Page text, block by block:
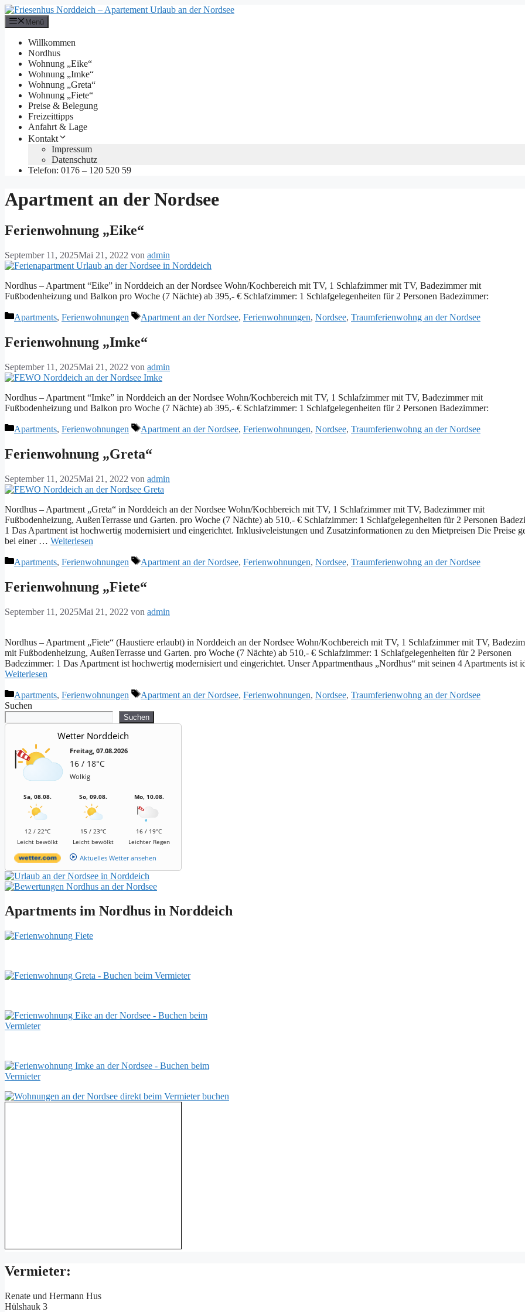
Zum
Inhalt
springen
Menü
Willkommen
Nordhus
Wohnung „Eike“
Wohnung „Imke“
Wohnung „Greta“
Wohnung „Fiete“
Preise & Belegung
Freizeittipps
Anfahrt & Lage
Kontakt
Impressum
Datenschutz
Telefon: 0176 – 120 520 59
Apartment an der Nordsee
Ferienwohnung „Eike“
September 11, 2025Mai 21, 2022 von admin
Nordhus – Apartment “Eike” in Norddeich an der Nordsee Wohn/Kochbereich mit TV, 1 Schlafzimmer mit TV, Badezimmer mit
Fußbodenheizung und Balkon pro Woche (7 Nächte) ab 395,- € Schlafzimmer: 1 Schlafgelegenheiten für 2 Personen Badezimmer:
Kategorien
Apartments, Ferienwohnungen Schlagwörter
Apartment an der Nordsee, Ferienwohnungen, Nordsee, Traumferienwohng an der Nordsee
Ferienwohnung „Imke“
September 11, 2025Mai 21, 2022 von admin
Nordhus – Apartment “Imke” in Norddeich an der Nordsee Wohn/Kochbereich mit TV, 1 Schlafzimmer mit TV, Badezimmer mit
Fußbodenheizung und Balkon pro Woche (7 Nächte) ab 395,- € Schlafzimmer: 1 Schlafgelegenheiten für 2 Personen Badezimmer:
Kategorien
Apartments, Ferienwohnungen Schlagwörter
Apartment an der Nordsee, Ferienwohnungen, Nordsee, Traumferienwohng an der Nordsee
Ferienwohnung „Greta“
September 11, 2025Mai 21, 2022 von admin
Nordhus – Apartment „Greta“ in Norddeich an der Nordsee Wohn/Kochbereich mit TV, 1 Schlafzimmer mit TV, Badezimmer mit
Fußbodenheizung, AußenTerrasse und Garten. pro Woche (7 Nächte) ab 510,- € Schlafzimmer: 1 Schlafgelegenheiten für 2 Personen
1 Das Apartment ist hochwertig modernisiert und eingerichtet. Inklusiveleistungen und Zusatzinformationen zu den Mietpreisen Die Preise
bei einer … Weiterlesen
Kategorien
Apartments, Ferienwohnungen Schlagwörter
Apartment an der Nordsee, Ferienwohnungen, Nordsee, Traumferienwohng an der Nordsee
Ferienwohnung „Fiete“
September 11, 2025Mai 21, 2022 von admin
Nordhus – Apartment „Fiete“ (Haustiere erlaubt) in Norddeich an der Nordsee Wohn/Kochbereich mit TV, 1 Schlafzimmer mit TV,
mit Fußbodenheizung, AußenTerrasse und Garten. pro Woche (7 Nächte) ab 510,- € Schlafzimmer: 1 Schlafgelegenheiten für 2 Personen
Badezimmer: 1 Das Apartment ist hochwertig modernisiert und eingerichtet. Unser Appartmenthaus „Nordhus“ mit seinen 4 Apartments ist
Weiterlesen
Kategorien
Apartments, Ferienwohnungen Schlagwörter
Apartment an der Nordsee, Ferienwohnungen, Nordsee, Traumferienwohng an der Nordsee
Suchen
Suchen
Wetter Norddeich
Freitag, 07.08.2026
16 / 18°C
Wolkig
Sa, 08.08.
12 / 22°C
Leicht bewölkt
So, 09.08.
15 / 23°C
Leicht bewölkt
Mo, 10.08.
16 / 19°C
Leichter Regen
Aktuelles Wetter ansehen
Apartments im Nordhus in Norddeich
Vermieter:
Renate und Hermann Hus
Hülshauk 3